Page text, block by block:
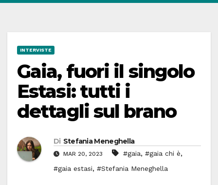
INTERVISTE
Gaia, fuori il singolo
Estasi: tutti i
dettagli sul brano
Di Stefania Meneghella
MAR 20, 2023 #gaia, #gaia chi è,
#gaia estasi, #Stefania Meneghella